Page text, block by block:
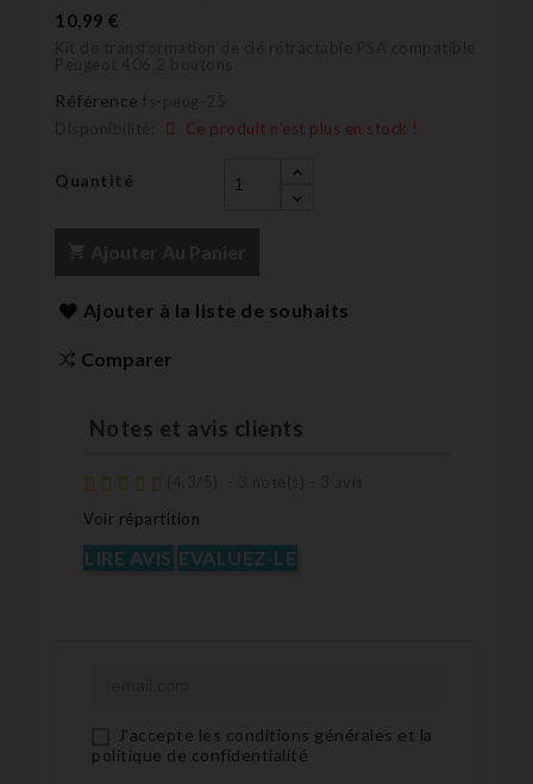
10,99 €
Référence
Ce produit n’est plus en stock !
Quantité
Ajouter à la liste de souhaits
Comparer
Notes et avis clients
Voir répartition
LIRE AVIS EVALUEZ-LE
J'accepte les conditions générales et la
politique de confidentialité